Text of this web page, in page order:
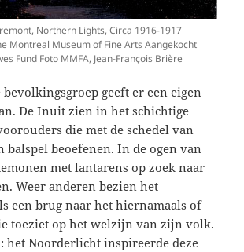
Northern Lights, Circa 1916-1917
Montreal Museum of Fine Arts Aangekocht
Fund Foto MMFA, Jean-François Brière
bevolkingsgroep geeft er een eigen
De Inuit zien in het schichtige
die met de schedel van
balspel beoefenen. In de ogen van
met lantarens op zoek naar
Weer anderen bezien het
een brug naar het hiernamaals of
toeziet op het welzijn van zijn volk.
het Noorderlicht inspireerde deze